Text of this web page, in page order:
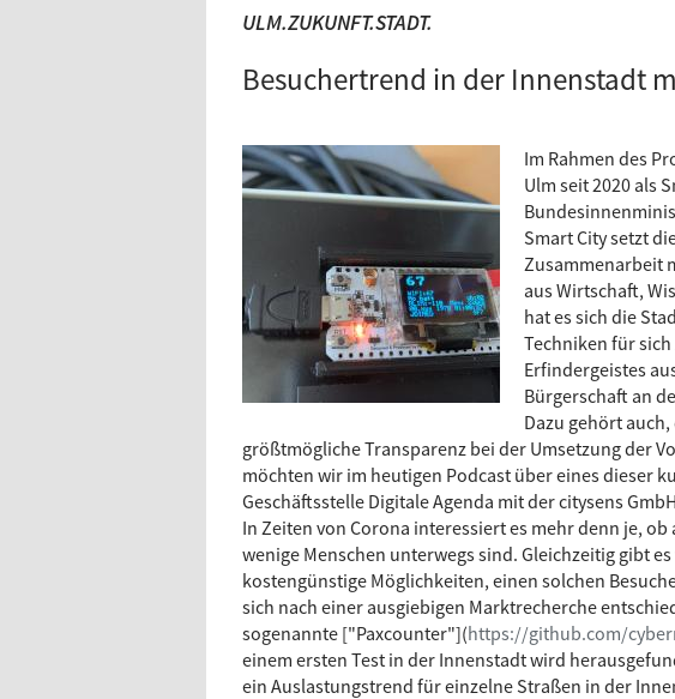
ULM.ZUKUNFT.STADT.
Besuchertrend in der Innenstadt
Im Rahmen des
Ulm seit 2020 als
Smart City setzt
Zusammenarbeit
aus Wirtschaft,
hat es sich die
Techniken für
Erfindergeistes
Bürgerschaft an
Dazu gehört
größtmögliche Transparenz bei der Umsetzung der
möchten wir im heutigen Podcast über eines dieser
Geschäftsstelle Digitale Agenda mit der citysens
In Zeiten von Corona interessiert es mehr denn je,
wenige Menschen unterwegs sind. Gleichzeitig gibt
kostengünstige Möglichkeiten, einen solchen
sich nach einer ausgiebigen Marktrecherche
sogenannte ["Paxcounter"](https://github.com/
einem ersten Test in der Innenstadt wird
ein Auslastungstrend für einzelne Straßen in der